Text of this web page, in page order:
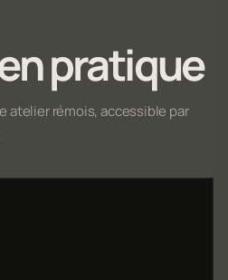
pratique
atelier rémois, accessible par